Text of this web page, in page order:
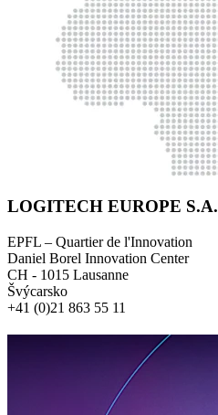
LOGITECH EUROPE S.A.
EPFL – Quartier de l'Innovation
Daniel Borel Innovation Center
CH - 1015 Lausanne
Švýcarsko
+41 (0)21 863 55 11